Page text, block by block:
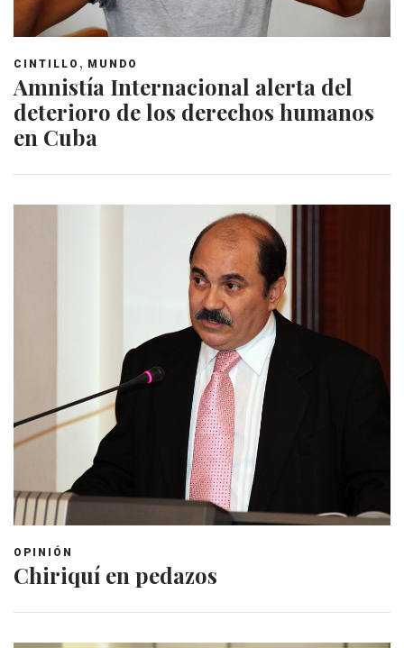
CINTILLO , MUNDO
Amnistía Internacional alerta del
deterioro de los derechos humanos
en Cuba
OPINIÓN
Chiriquí en pedazos